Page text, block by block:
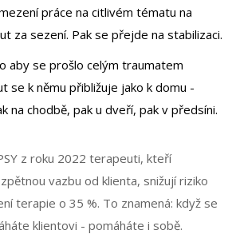
práce na citlivém tématu na
za sezení. Pak se přejde na stabilizaci.
aby se prošlo celým traumatem
se k němu přibližuje jako k domu -
na chodbě, pak u dveří, pak v předsíni.
z roku 2022 terapeuti, kteří
vazbu od klienta, snižují riziko
terapie o 35 %. To znamená: když se
klientovi - pomáháte i sobě.